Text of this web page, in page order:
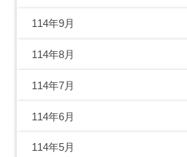
114年9月
114年8月
114年7月
114年6月
114年5月